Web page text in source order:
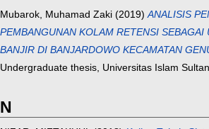
Mubarok, Muhamad Zaki (2019)ANALISIS
PEMBANGUNAN KOLAM RETENSI SEBAGAI
BANJIR DI BANJARDOWO KECAMATAN
Undergraduate thesis, Universitas Islam
N